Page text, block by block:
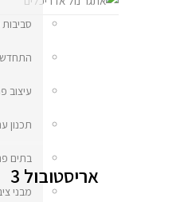
סביבות
עיצוב
תכנון
בתים
מבני
אריסטובול 3